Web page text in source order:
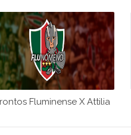
Fluminense X Attilia